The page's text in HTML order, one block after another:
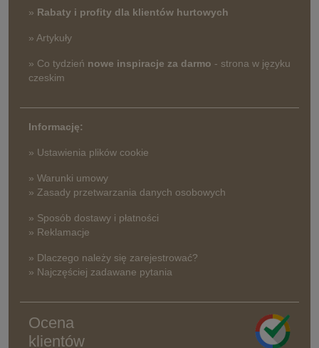
» Rabaty i profity dla klientów hurtowych
» Artykuły
» Co tydzień nowe inspiracje za darmo - strona w języku
czeskim
Informację:
» Ustawienia plików cookie
» Warunki umowy
» Zasady przetwarzania danych osobowych
» Sposób dostawy i płatności
» Reklamacje
» Dlaczego należy się zarejestrować?
» Najczęściej zadawane pytania
Ocena
klientów